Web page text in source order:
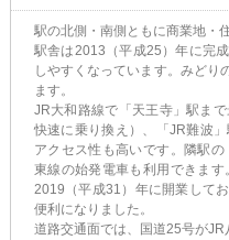
駅の北側・南側ともに商業地・
駅舎は2013（平成25）年に完
しやすくなっています。みどり
ます。
JR大和路線で「天王寺」駅ま
快速に乗り換え）、「JR難波
アクセス性も高いです。隣駅
東線の始発電車も利用できま
2019（平成31）年に開業して
便利になりました。
道路交通面では、国道25号が